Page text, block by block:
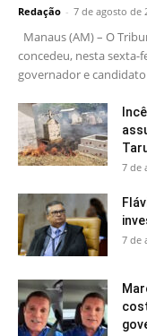
Redação - 7 de agosto de
Manaus (AM) – O
concedeu, nesta sexta-
governador e
7 de
7 de